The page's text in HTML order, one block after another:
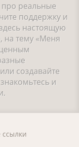
про реальные
поддержку и
настоящую
на тему «Меня
создавайте
и